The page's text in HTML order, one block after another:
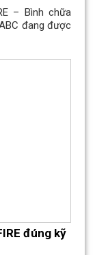
– Bình chữa
đang được
đúng kỹ